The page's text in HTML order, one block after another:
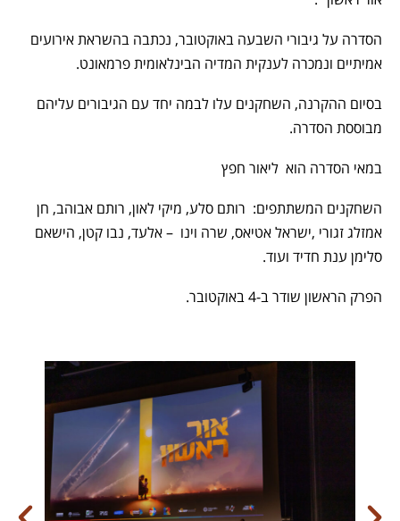
הסדרה על גיבורי השבעה באוקטובר, נכתבה בהשראת אירועים
אמיתיים ונמכרה לענקית המדיה הבינלאומית פרמאונט.
בסיום ההקרנה, השחקנים עלו לבמה יחד עם הגיבורים עליהם
מבוססת הסדרה.
במאי הסדרה הוא ליאור חפץ
השחקנים המשתתפים: רותם סלע, מיקי לאון, רותם אבוהב, חן
אמזלג זגורי ,ישראל אטיאס, שרה וינו – אלעד, נבו קטן, הישאם
סלימן ענת חדיד ועוד.
הפרק הראשון שודר ב-4 באוקטובר.